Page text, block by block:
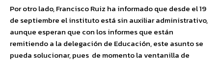
Por otro lado, Francisco Ruiz ha informado que desde el 19
de septiembre el instituto está sin auxiliar administrativo,
aunque esperan que con los informes que están
remitiendo a la delegación de Educación, este asunto se
pueda solucionar, pues de momento la ventanilla de